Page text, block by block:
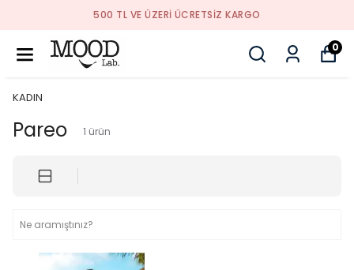
500 TL VE ÜZERI ÜCRETSIZ KARGO
0
KADIN
Pareo 1 ürün